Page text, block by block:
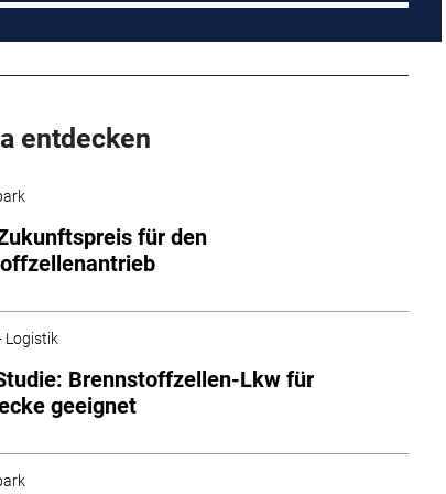
entdecken
für den
Logistik
Brennstoffzellen-Lkw für
geeignet